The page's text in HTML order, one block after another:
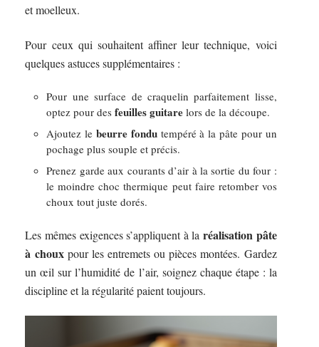
et moelleux.
Pour ceux qui souhaitent affiner leur technique, voici
quelques astuces supplémentaires :
Pour une surface de craquelin parfaitement lisse,
optez pour desfeuilles guitare lors de la découpe.
Ajoutez le beurre fondutempéré à la pâte pour un
pochage plus souple et précis.
Prenez garde aux courants d’air à la sortie du four :
le moindre choc thermique peut faire retomber vos
choux tout juste dorés.
Les mêmes exigences s’appliquent à laréalisation pâte
à chouxpour les entremets ou pièces montées. Gardez
un œil sur l’humidité de l’air, soignez chaque étape : la
discipline et la régularité paient toujours.